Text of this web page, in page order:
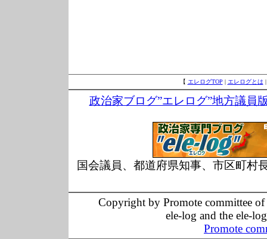
【 エレログTOP | エレログとは
政治家ブログ”エレログ”地方議員
国会議員、都道府県知事、市区町村
Copyright by Promote committee
ele-log and the ele-
Promote